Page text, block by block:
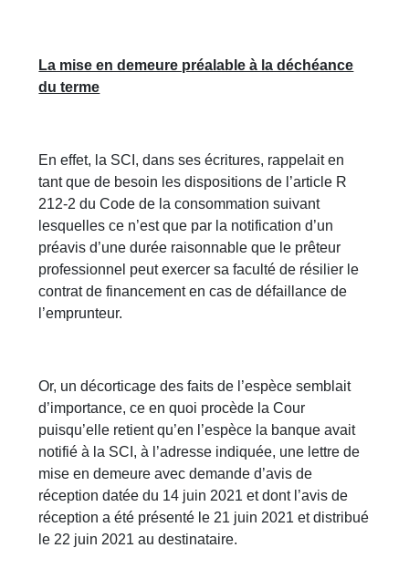
La mise en demeure préalable à la déchéance
du terme
En effet, la SCI, dans ses écritures, rappelait en
tant que de besoin les dispositions de l’article R
212-2 du Code de la consommation suivant
lesquelles ce n’est que par la notification d’un
préavis d’une durée raisonnable que le prêteur
professionnel peut exercer sa faculté de résilier le
contrat de financement en cas de défaillance de
l’emprunteur.
Or, un décorticage des faits de l’espèce semblait
d’importance, ce en quoi procède la Cour
puisqu’elle retient qu’en l’espèce la banque avait
notifié à la SCI, à l’adresse indiquée, une lettre de
mise en demeure avec demande d’avis de
réception datée du 14 juin 2021 et dont l’avis de
réception a été présenté le 21 juin 2021 et distribué
le 22 juin 2021 au destinataire.